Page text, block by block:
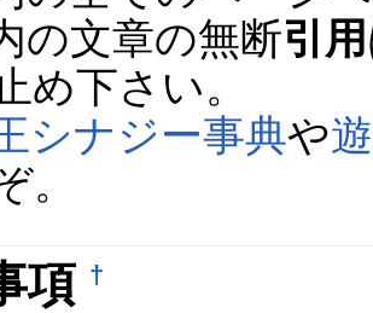
の文章の無断引用
め下さい。
シナジー事典や
。
項 †